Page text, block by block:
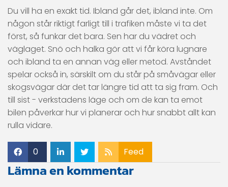
Du vill ha en exakt tid. Ibland går det, ibland inte. Om
någon står riktigt farligt till i trafiken måste vi ta det
först, så funkar det bara. Sen har du vädret och
väglaget. Snö och halka gör att vi får köra lugnare
och ibland ta en annan väg eller metod. Avståndet
spelar också in, särskilt om du står på småvägar eller
skogsvägar där det tar längre tid att ta sig fram. Och
till sist - verkstadens läge och om de kan ta emot
bilen påverkar hur vi planerar och hur snabbt allt kan
rulla vidare.
0 Feed
Lämna en kommentar